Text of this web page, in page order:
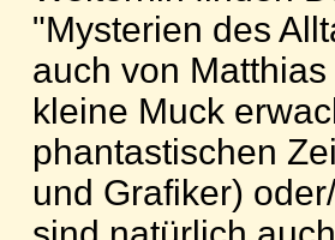
"Mysterien des
auch von
kleine Muck
phantastischen
und Grafiker)